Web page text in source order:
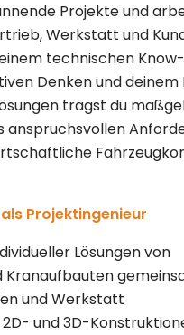
Projekte und
Werkstatt und
technischen
Denken und deinem
trägst du
anspruchsvollen
Projektingenieur
Lösungen von
Kranaufbauten
und Werkstatt
und 3D-